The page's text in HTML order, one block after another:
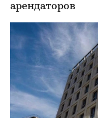
арендаторов